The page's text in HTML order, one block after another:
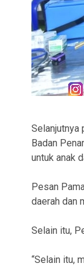
Selanjutnya
Badan
untuk anak
Pesan
daerah dan
Selain itu,
“Selain itu,